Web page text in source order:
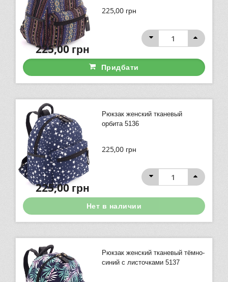
225,00 грн
225,00грн
Придбати
Рюкзак женский тканевый
орбита 5136
225,00 грн
225,00грн
Нет в наличии
Рюкзак женский тканевый тёмно-
синий с листочками 5137